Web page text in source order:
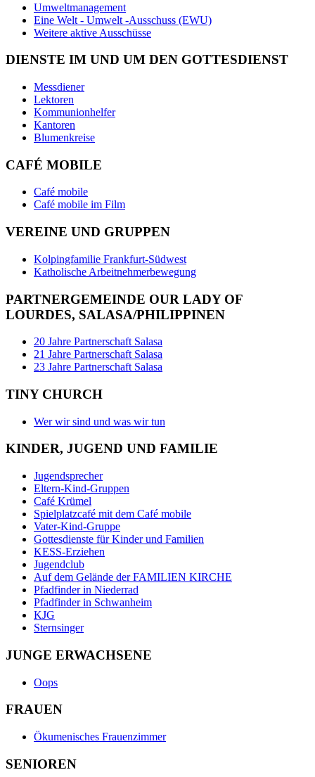
Umweltmanagement
Eine Welt - Umwelt -Ausschuss (EWU)
Weitere aktive Ausschüsse
DIENSTE IM UND UM DEN GOTTESDIENST
Messdiener
Lektoren
Kommunionhelfer
Kantoren
Blumenkreise
CAFÉ MOBILE
Café mobile
Café mobile im Film
VEREINE UND GRUPPEN
Kolpingfamilie Frankfurt-Südwest
Katholische Arbeitnehmerbewegung
PARTNERGEMEINDE OUR LADY OF
LOURDES, SALASA/PHILIPPINEN
20 Jahre Partnerschaft Salasa
21 Jahre Partnerschaft Salasa
23 Jahre Partnerschaft Salasa
TINY CHURCH
Wer wir sind und was wir tun
KINDER, JUGEND UND FAMILIE
Jugendsprecher
Eltern-Kind-Gruppen
Café Krümel
Spielplatzcafé mit dem Café mobile
Vater-Kind-Gruppe
Gottesdienste für Kinder und Familien
KESS-Erziehen
Jugendclub
Auf dem Gelände der FAMILIEN KIRCHE
Pfadfinder in Niederrad
Pfadfinder in Schwanheim
KJG
Sternsinger
JUNGE ERWACHSENE
Oops
FRAUEN
Ökumenisches Frauenzimmer
SENIOREN